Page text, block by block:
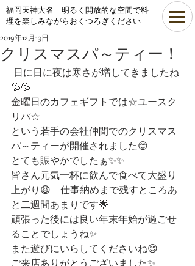
​福岡天神大名 明るく開放的な空間で料
理を楽しみながらおくつろぎください
クリスマスパ～ティー！
2019年12月13日
💦💦
金曜日のカフェギフトでは☆ユースク
リパ☆
という若手の会社仲間でのクリスマス
パ～ティーが開催されました😊
とても賑やかでしたぁ✨✨
皆さん元気一杯に飲んで食べて大盛り
上がり😆　仕事納めまで残すところあ
と二週間あまりです🌟
頑張った後には良い年末年始が過ごせ
ることでしょうね✨
また遊びにいらしてくださいね😊
ご来店ありがとうございました✨